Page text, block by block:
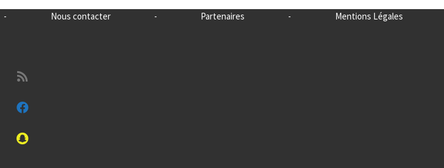
- Nous contacter - Partenaires - Mentions Légales